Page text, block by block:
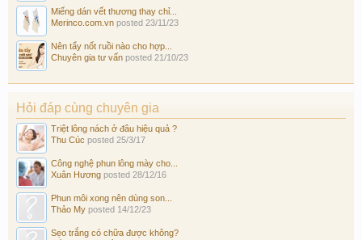
Miếng dán vết thương thay chỉ...
Merinco.com.vn posted 23/11/23
Nên tẩy nốt ruồi nào cho hợp...
Chuyên gia tư vấn posted 21/10/23
Hỏi đáp cùng chuyên gia
Triệt lông nách ở đâu hiệu quả ?
Thu Cúc posted 25/3/17
Công nghệ phun lông mày cho...
Xuân Hương posted 28/12/16
Phun môi xong nên dùng son...
Thảo My posted 14/12/23
Sẹo trắng có chữa được không?